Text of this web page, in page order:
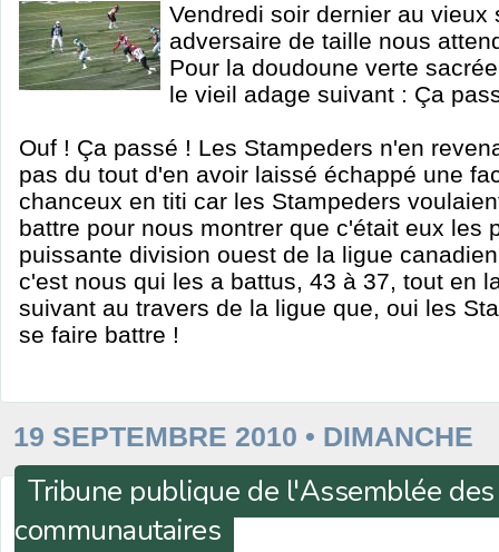
Vendredi soir dernier au vieux
adversaire de taille nous
Pour la doudoune verte
le vieil adage suivant : Ça
Ouf ! Ça passé ! Les Stampeders n'en
pas du tout d'en avoir laissé échappé une
chanceux en titi car les Stampeders
battre pour nous montrer que c'était eux les
puissante division ouest de la ligue
c'est nous qui les a battus, 43 à 37, tout en
suivant au travers de la ligue que, oui les
se faire battre !
19 SEPTEMBRE 2010 • DIMANCHE
Tribune publique de l'Assemblée
communautaires